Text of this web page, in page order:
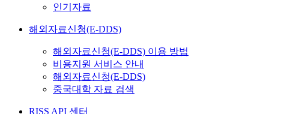
인기자료
해외자료신청(E-DDS)
해외자료신청(E-DDS) 이용 방법
비용지원 서비스 안내
해외자료신청(E-DDS)
중국대학 자료 검색
RISS API 센터